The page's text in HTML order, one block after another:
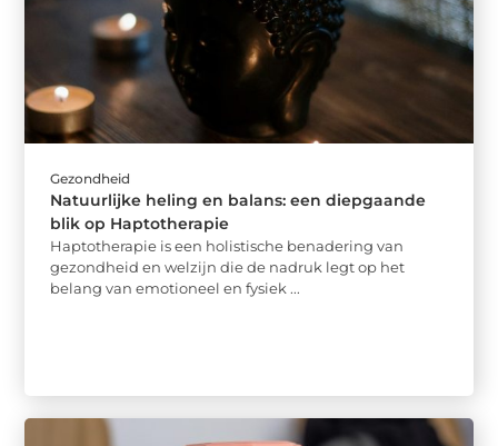
Gezondheid
Natuurlijke heling en balans: een diepgaande
blik op Haptotherapie
Haptotherapie is een holistische benadering van
gezondheid en welzijn die de nadruk legt op het
belang van emotioneel en fysiek ...